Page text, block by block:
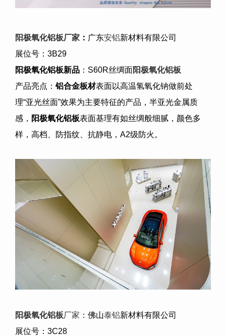
阳极氧化铝板厂家 ： 广东安铝新材料有限公司
展位号：3B29
阳极氧化铝板新品 ：S60R丝绸面阳极氧化铝板
产品亮点：铝合金板材表面以高温氢氧化钠做前处
理“亚光丝面”效果为主要特征的产品，半亚光金属质
感， 阳极氧化铝板表面基理有如丝绸般细腻，颜色多
样，高档、防指纹、抗静电， A2级防火。
阳极氧化铝板厂家 ：佛山泰铝新材料有限公司
展位号： 3C28